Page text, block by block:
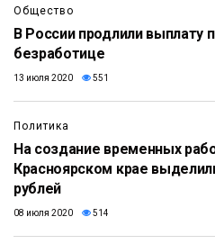
Общество
В России продлили выплату
безработице
13 июля 2020 551
Политика
На создание временных
Красноярском крае
рублей
08 июля 2020 514